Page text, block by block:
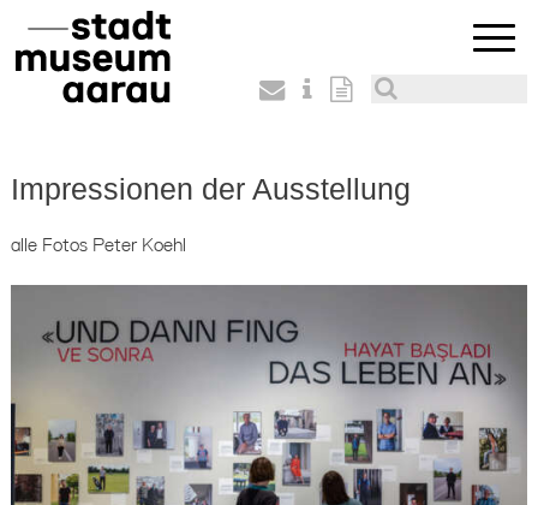
Impressionen der Ausstellung
alle Fotos Peter Koehl